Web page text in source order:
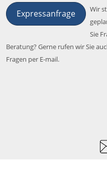
Expressanfrage
Wir
Sie
Beratung? Gerne rufen wir Sie
Fragen per E-mail.